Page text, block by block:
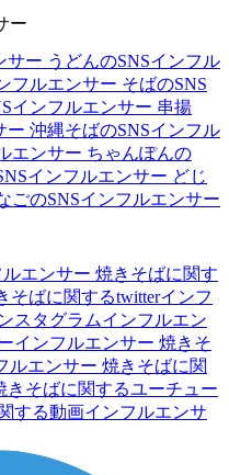
ー
サー うどんのSNSインフル
フルエンサー そばのSNS
インフルエンサー 串揚
ー 沖縄そばのSNSインフル
エンサー ちゃんぽんの
インフルエンサー どじ
ごのSNSインフルエンサー
エンサー 焼きそばに関す
そばに関するtwitterインフ
スタグラムインフルエン
インフルエンサー 焼きそ
ルエンサー 焼きそばに関
きそばに関するユーチュー
する動画インフルエンサ